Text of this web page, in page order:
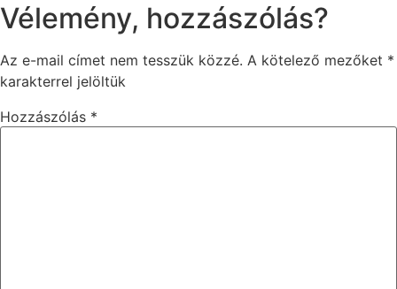
Vélemény, hozzászólás?
Az e-mail címet nem tesszük közzé. A kötelező mezőket *
karakterrel jelöltük
Hozzászólás *